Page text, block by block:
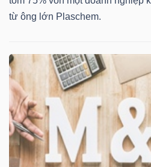
từ ông lớn Plaschem.
tích
Thuật
ngữ
(-)
Dịch
vụ